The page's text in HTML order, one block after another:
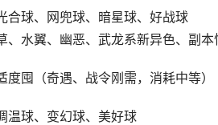
合球、网兜球、暗星球、好战球
、水翼、幽恶、武龙系新异色、副
度囤（奇遇、战令刚需，消耗中等）
温球、变幻球、美好球